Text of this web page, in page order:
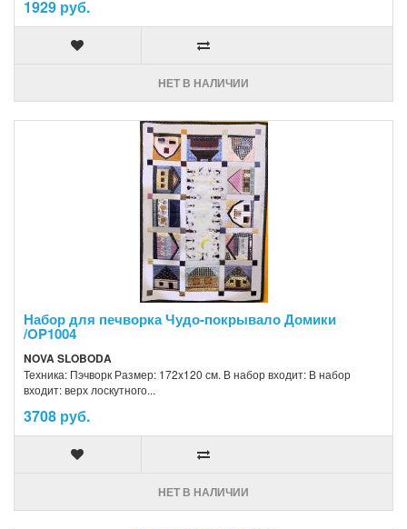
1929 руб.
НЕТ В НАЛИЧИИ
Набор для печворка Чудо-покрывало Домики
/OP1004
NOVA SLOBODA
Техника: Пэчворк Размер: 172x120 см. В набор входит: В набор
входит: верх лоскутного...
3708 руб.
НЕТ В НАЛИЧИИ